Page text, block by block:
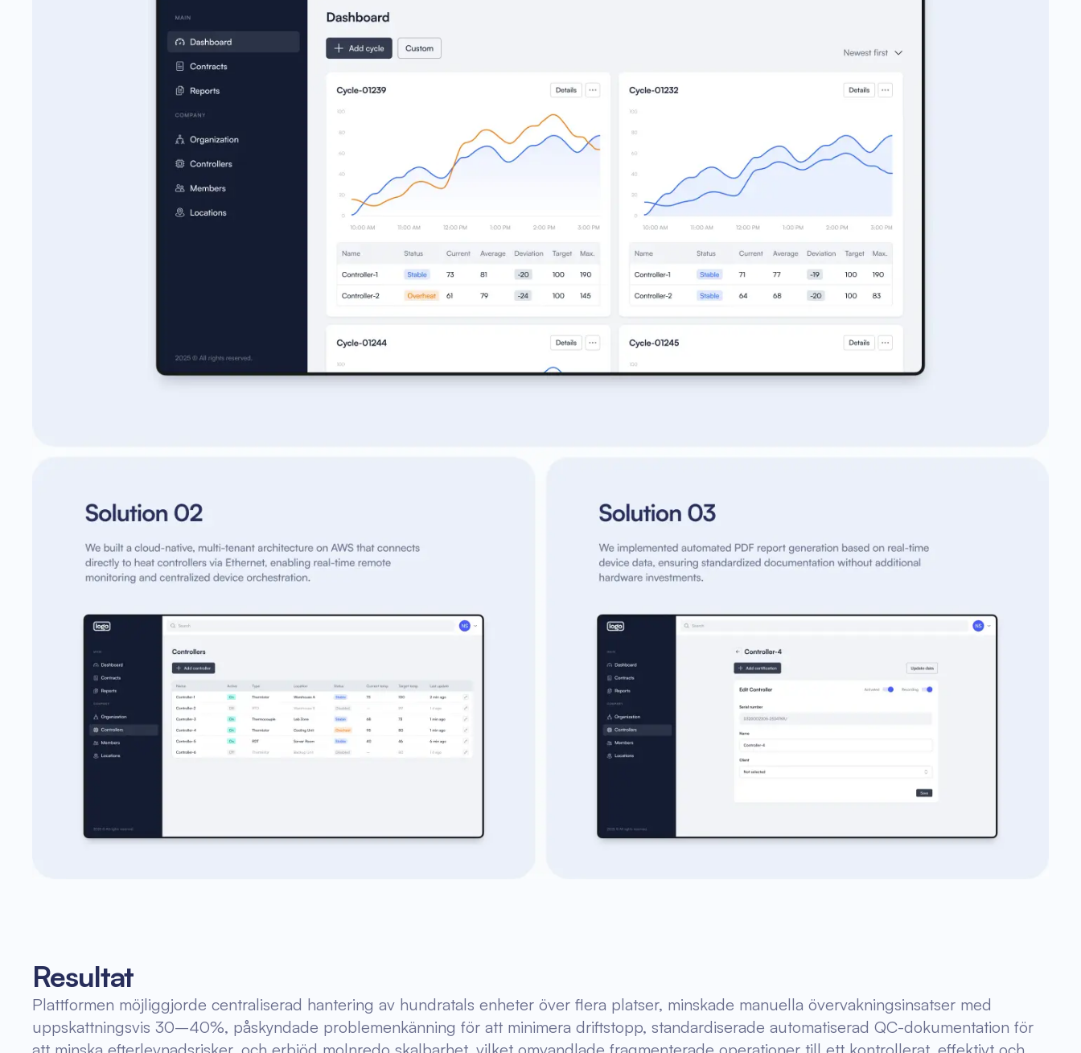
Resultat
Plattformen möjliggjorde centraliserad hantering av hundratals enheter över flera platser, minskade manuella övervakningsinsatser med
uppskattningsvis 30–40%, påskyndade problemenkänning för att minimera driftstopp, standardiserade automatiserad QC-dokumentation för